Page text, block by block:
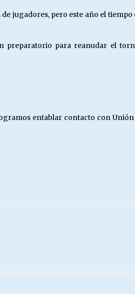
jugadores, pero este año el
preparatorio para reanudar el
entablar contacto con